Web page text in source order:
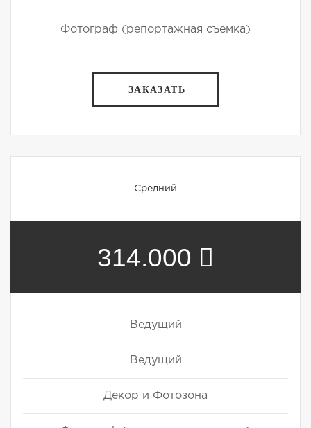
Фотограф (репортажная съемка)
ЗАКАЗАТЬ
Средний
314.000
Ведущий
Ведущий
Декор и Фотозона